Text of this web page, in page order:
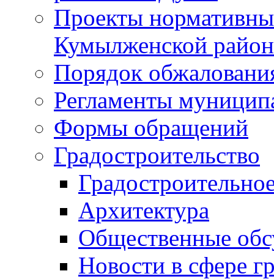
Проекты
Кумылженской
Порядок
Регламенты
Формы обращений
Градостроительство
Архитектура
Общественные
Новости в сфере